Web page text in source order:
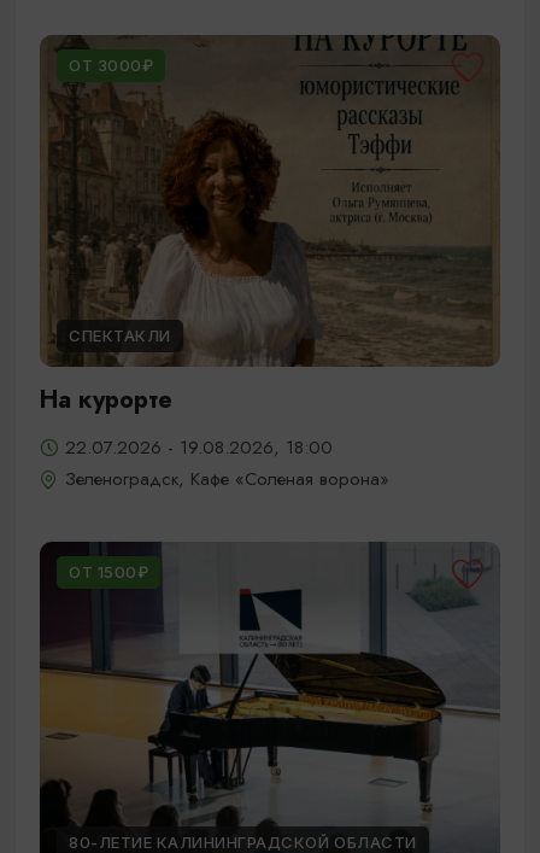
ОТ 3000₽
СПЕКТАКЛИ
На курорте
22.07.2026 - 19.08.2026, 18:00
Зеленоградск, Кафе «Соленая ворона»
ОТ 1500₽
80-ЛЕТИЕ КАЛИНИНГРАДСКОЙ ОБЛАСТИ